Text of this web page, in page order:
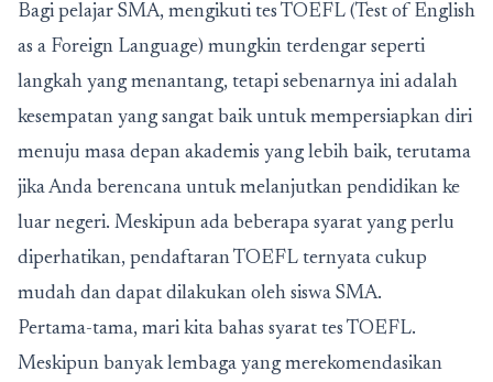
Bagi pelajar SMA, mengikuti tes TOEFL (Test of English
as a Foreign Language) mungkin terdengar seperti
langkah yang menantang, tetapi sebenarnya ini adalah
kesempatan yang sangat baik untuk mempersiapkan diri
menuju masa depan akademis yang lebih baik, terutama
jika Anda berencana untuk melanjutkan pendidikan ke
luar negeri. Meskipun ada beberapa syarat yang perlu
diperhatikan, pendaftaran TOEFL ternyata cukup
mudah dan dapat dilakukan oleh siswa SMA.
Pertama-tama, mari kita bahas syarat tes TOEFL.
Meskipun banyak lembaga yang merekomendasikan